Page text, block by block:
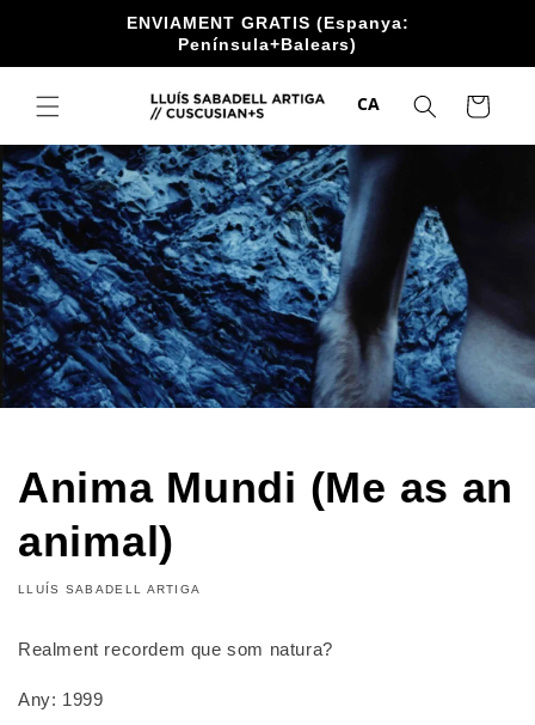
ENVIAMENT GRATIS (Espanya:
Península+Balears)
CA Cistella
Anima Mundi (Me as an
animal)
LLUÍS SABADELL ARTIGA
Realment recordem que som natura?
Any: 1999